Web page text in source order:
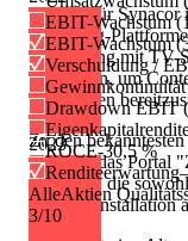
2023
EBIT-Wachstum
EBIT-Wachstum
Verschuldung /
Gewinnkontinuität
Drawdown EBIT
ROCE-30,5 %
Renditeerwartung
AlleAktien
3/10
Bereich für Synacor
Streaming-
arbeitet eng mit TV-
zusammen, um
Plattformen
Zu den
anderem das Portal
Plattform, die
Premise-Installation